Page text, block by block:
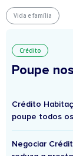
Vida e família
Crédito
Poupe
Crédito
poupe todos
Negociar